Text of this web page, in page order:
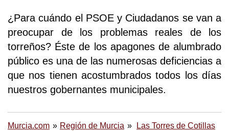
¿Para cuándo el PSOE y Ciudadanos se van a
preocupar de los problemas reales de los
torreños? Éste de los apagones de alumbrado
público es una de las numerosas deficiencias a
que nos tienen acostumbrados todos los días
nuestros gobernantes municipales.
Murcia.com Región de Murcia Las Torres de Cotillas